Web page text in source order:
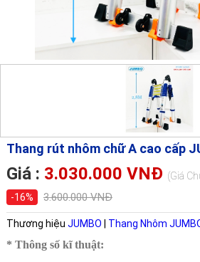
Thang rút nhôm chữ A cao cấp
Giá : 3.030.000 VNĐ (Giá
-16%
3.600.000 VNĐ
Thương hiệu JUMBO Thang Nhôm
* Thông số kĩ thuật: